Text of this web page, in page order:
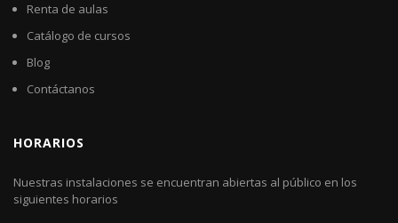
Renta de aulas
Catálogo de cursos
Blog
Contáctanos
HORARIOS
Nuestras instalaciones se encuentran abiertas al público en los
siguientes horarios